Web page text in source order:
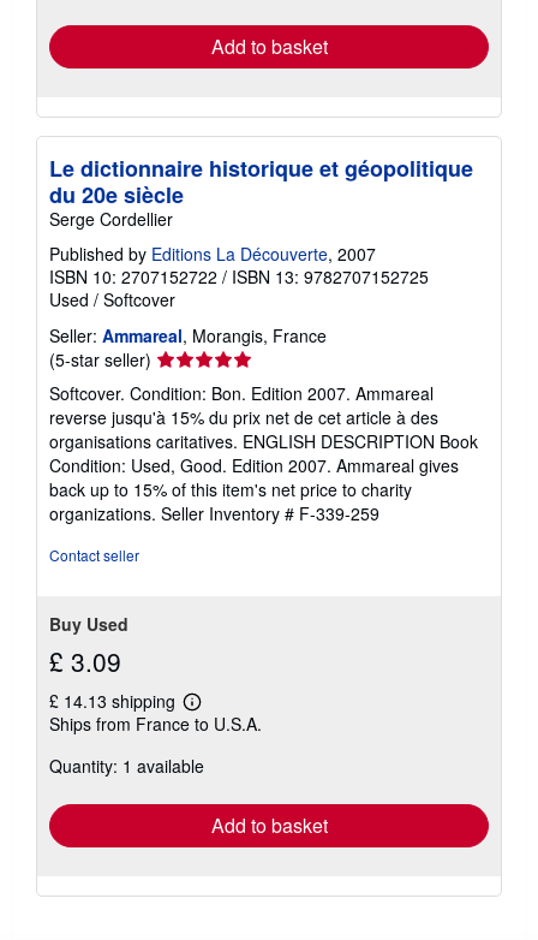
Add to basket
Le dictionnaire historique et géopolitique
du 20e siècle
Serge Cordellier
Published by Editions La Découverte, 2007
ISBN 10: 2707152722 / ISBN 13: 9782707152725
Used / Softcover
Seller: Ammareal, Morangis, France
(5-star seller) Seller
rating
5
out
of
5
stars
Softcover. Condition: Bon. Edition 2007. Ammareal
reverse jusqu'à 15% du prix net de cet article à des
organisations caritatives. ENGLISH DESCRIPTION Book
Condition: Used, Good. Edition 2007. Ammareal gives
back up to 15% of this item's net price to charity
organizations. Seller Inventory # F-339-259
Contact seller
Buy Used
£ 3.09
£ 14.13 shipping
Learn
more
shipping
Ships from France to U.S.A.
Quantity: 1 available
Add to basket